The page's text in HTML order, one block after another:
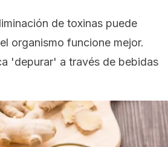
de toxinas puede
organismo funcione mejor.
'depurar' a través de bebidas